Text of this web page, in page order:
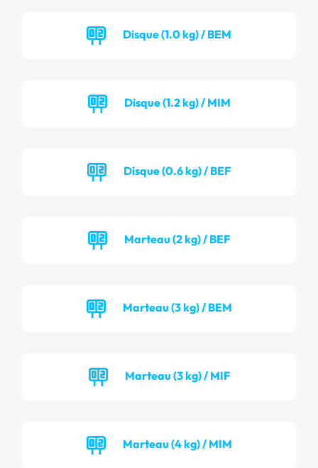
Disque (1.0 kg) / BEM
Disque (1.2 kg) / MIM
Disque (0.6 kg) / BEF
Marteau (2 kg) / BEF
Marteau (3 kg) / BEM
Marteau (3 kg) / MIF
Marteau (4 kg) / MIM